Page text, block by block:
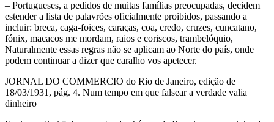
– Portugueses, a pedidos de muitas famílias preocupadas, decidem
estender a lista de palavrões oficialmente proibidos, passando a
incluir: breca, caga-foices, caraças, coa, credo, cruzes, cuncatano,
fónix, macacos me mordam, raios e coriscos, trambelóquio,
Naturalmente essas regras não se aplicam ao Norte do país, onde
podem continuar a dizer que caralho vos apetecer.
JORNAL DO COMMERCIO do Rio de Janeiro, edição de
18/03/1931, pág. 4. Num tempo em que falsear a verdade valia
dinheiro